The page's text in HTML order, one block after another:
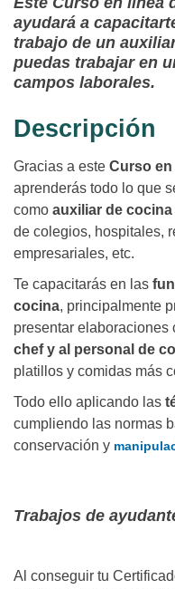
ayudará a
trabajo de un
puedas trabajar en
campos laborales.
Descripción
Gracias a este Curso en
aprenderás todo lo que
como auxiliar de cocina
de colegios, hospitales,
empresariales, etc.
Te capacitarás en las
cocina, principalmente
presentar
chef y al personal de
platillos y comidas más
Todo ello aplicando las
cumpliendo las normas
conservación y
Trabajos de
Al conseguir tu